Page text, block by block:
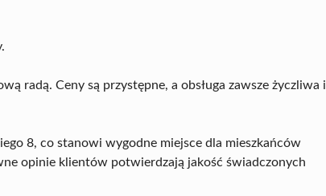
radą. Ceny są przystępne, a obsługa zawsze życzliwa i
8, co stanowi wygodne miejsce dla mieszkańców
opinie klientów potwierdzają jakość świadczonych